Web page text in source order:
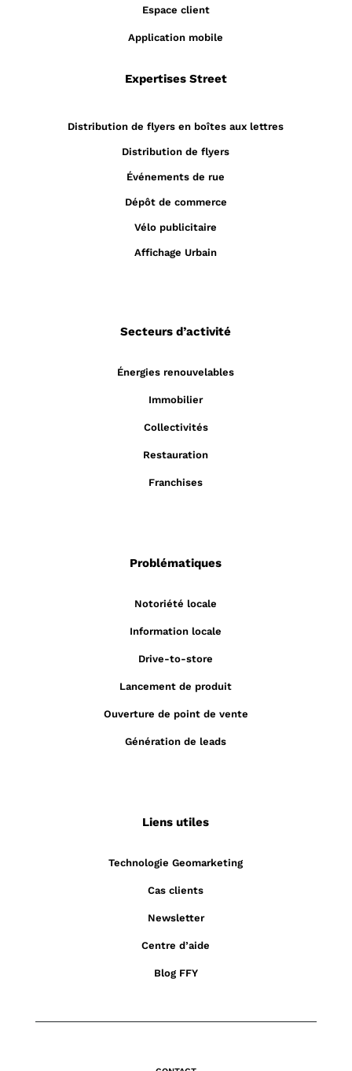
Espace client
Application mobile
Expertises Street
Distribution de flyers en boîtes aux lettres
Distribution de flyers
Événements de rue
Dépôt de commerce
Vélo publicitaire
Affichage Urbain
Secteurs d’activité
Énergies renouvelables
Immobilier
Collectivités
Restauration
Franchises
Problématiques
Notoriété locale
Information locale
Drive-to-store
Lancement de produit
Ouverture de point de vente
Génération de leads
Liens utiles
Technologie Geomarketing
Cas clients
Newsletter
Centre d’aide
Blog FFY